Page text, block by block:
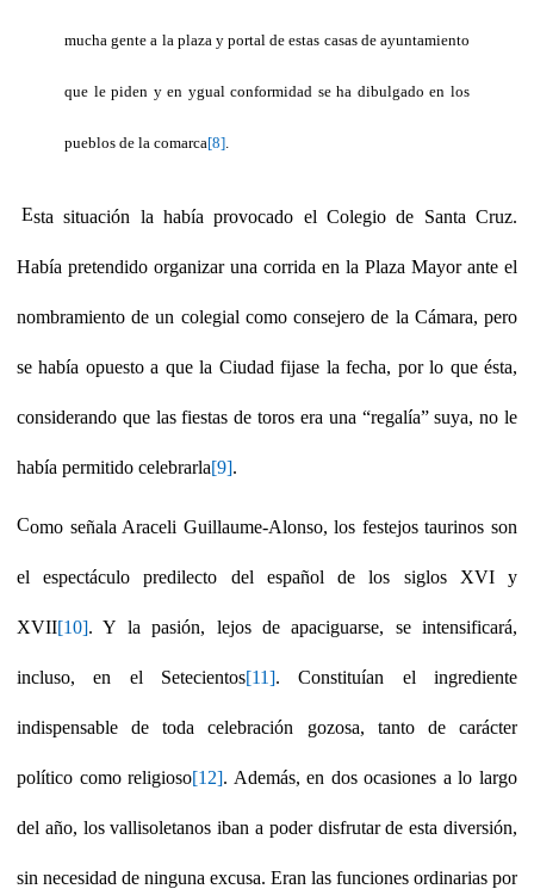
mucha gente a la plaza y portal de estas casas de ayuntamiento
que le piden y en ygual conformidad se ha dibulgado en los
pueblos de la comarca[8].
Esta situación la había provocado el Colegio de Santa Cruz.
Había pretendido organizar una corrida en la Plaza Mayor ante el
nombramiento de un colegial como consejero de la Cámara, pero
se había opuesto a que la Ciudad fijase la fecha, por lo que ésta,
considerando que las fiestas de toros era una “regalía” suya, no le
había permitido celebrarla[9].
Como señala Araceli Guillaume-Alonso, los festejos taurinos son
el espectáculo predilecto del español de los siglos XVI y
XVII[10]. Y la pasión, lejos de apaciguarse, se intensificará,
incluso, en el Setecientos[11]. Constituían el ingrediente
indispensable de toda celebración gozosa, tanto de carácter
político como religioso[12]. Además, en dos ocasiones a lo largo
del año, los vallisoletanos iban a poder disfrutar de esta diversión,
sin necesidad de ninguna excusa. Eran las funciones ordinarias por